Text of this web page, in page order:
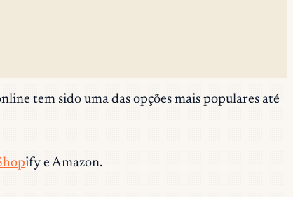
tem sido uma das opções mais populares até
ify e Amazon.